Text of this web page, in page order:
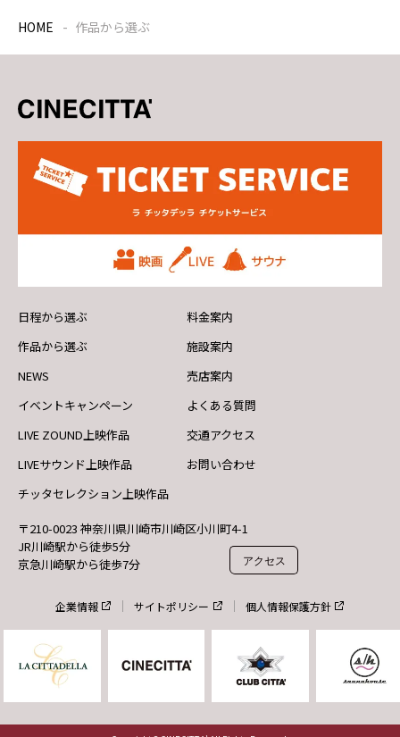
HOME 作品から選ぶ
〒210-0023 神奈川県川崎市川崎区小川町4-1
JR川崎駅から徒歩5分
京急川崎駅から徒歩7分
アクセス
日程から選ぶ
作品から選ぶ
NEWS
イベントキャンペーン
LIVE ZOUND上映作品
LIVEサウンド上映作品
チッタセレクション上映作品
料金案内
施設案内
売店案内
よくある質問
交通アクセス
お問い合わせ
企業情報 サイトポリシー 個人情報保護方針